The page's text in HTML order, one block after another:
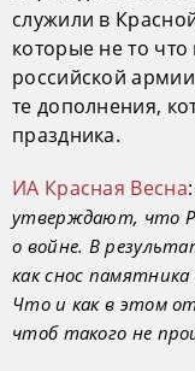
служили в
которые не то
российской
те дополнения,
праздника.
ИА Красная Весна:
утверждают, что
о войне. В
как снос
Что и как в этом
чтоб такого не